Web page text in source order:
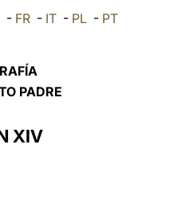
ESPAÑOL
- FR - IT - PL - PT
PADRE
XIV